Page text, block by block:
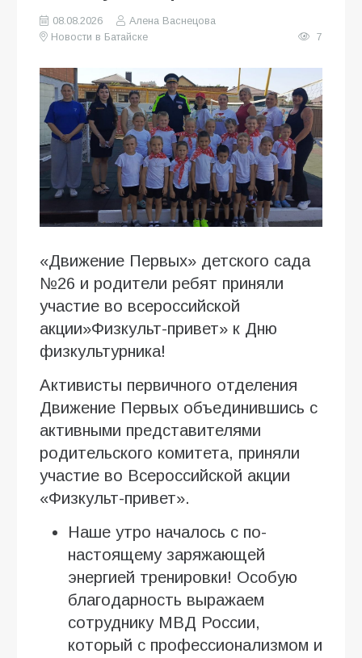
08.08.2026
Алена Васнецова
Новости в Батайске
7
«Движение Первых» детского сада
№26 и родители ребят приняли
участие во всероссийской
акции»Физкульт-привет» к Дню
физкультурника!
Активисты первичного отделения
Движение Первых объединившись с
активными представителями
родительского комитета, приняли
участие во Всероссийской акции
«Физкульт-привет».
Наше утро началось с по-
настоящему заряжающей
энергией тренировки! Особую
благодарность выражаем
сотруднику МВД России,
который с профессионализмом и